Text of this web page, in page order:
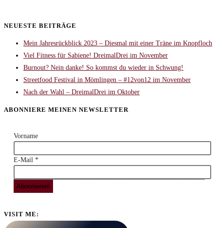
NEUESTE BEITRÄGE
Mein Jahresrückblick 2023 – Diesmal mit einer Träne im Knopfloch
Viel Fitness für Sabiene! DreimalDrei im November
Burnout? Nein danke! So kommst du wieder in Schwung!
Streetfood Festival in Mömlingen – #12von12 im November
Nach der Wahl – DreimalDrei im Oktober
ABONNIERE MEINEN NEWSLETTER
Vorname
E-Mail *
VISIT ME: